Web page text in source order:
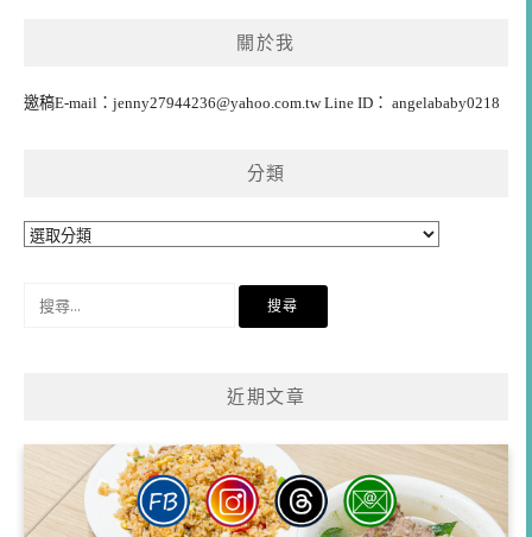
關於我
邀稿E-mail： jenny27944236@yahoo.com.twLine ID： angelababy0218
分類
分
近期文章